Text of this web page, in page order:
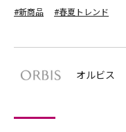
#新商品 #春夏トレンド
オルビス